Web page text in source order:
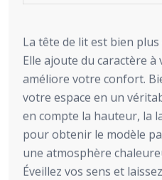
La tête de lit est bien plus
Elle ajoute du caractère
améliore votre confort.
votre espace en un
en compte la hauteur, la
pour obtenir le modèle
une atmosphère
Éveillez vos sens et